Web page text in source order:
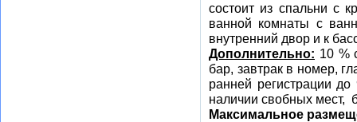
состоит из спальни с
ванной комнаты с
внутренний двор и к
Дополнительно: 10 %
бар, завтрак в номер,
ранней регистрации
наличии свобных мест,
Максимальное